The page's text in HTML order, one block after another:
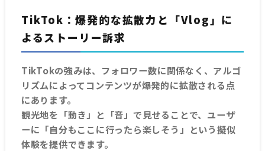
TikTok：爆発的な拡散力と「Vlog」に
よるストーリー訴求
TikTokの強みは、フォロワー数に関係なく、アルゴ
リズムによってコンテンツが爆発的に拡散される点
にあります。
観光地を「動き」と「音」で見せることで、ユーザ
ーに「自分もここに行ったら楽しそう」という擬似
体験を提供できます。